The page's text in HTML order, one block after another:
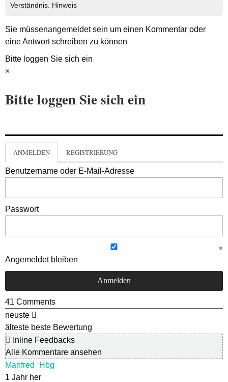
Verständnis. Hinweis
Sie müssenangemeldetsein um einen Kommentar oder
eine Antwort schreiben zu können
Bitte loggen Sie sich ein
×
Bitte loggen Sie sich ein
ANMELDEN REGISTRIERUNG
Benutzername oder E-Mail-Adresse
Passwort
Angemeldet bleiben
41 Comments
neuste
älteste beste Bewertung
Inline Feedbacks
Alle Kommentare ansehen
Manfred_Hbg
1 Jahr her